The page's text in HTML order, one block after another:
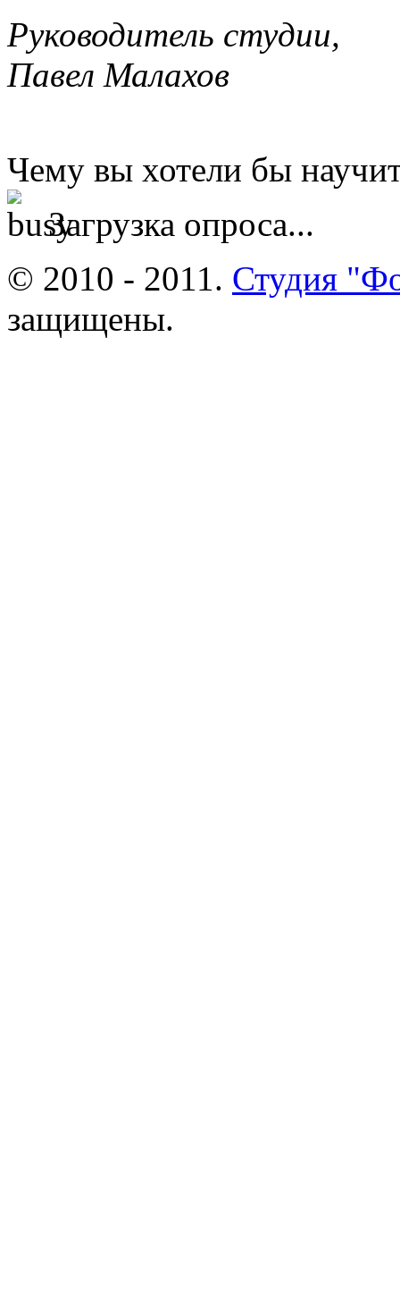
Руководитель студии,
Павел Малахов
Чему вы хотели бы
Загрузка опроса...
© 2010 - 2011. Студия
защищены.